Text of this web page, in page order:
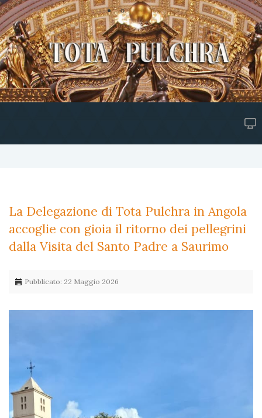
La Delegazione di Tota Pulchra in Angola
accoglie con gioia il ritorno dei pellegrini
dalla Visita del Santo Padre a Saurimo
Pubblicato: 22 Maggio 2026